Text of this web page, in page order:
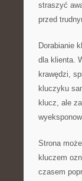
straszyć
przed
Dorabianie
dla klienta.
krawędzi,
kluczyku
klucz, ale
Strona
kluczem
czasem